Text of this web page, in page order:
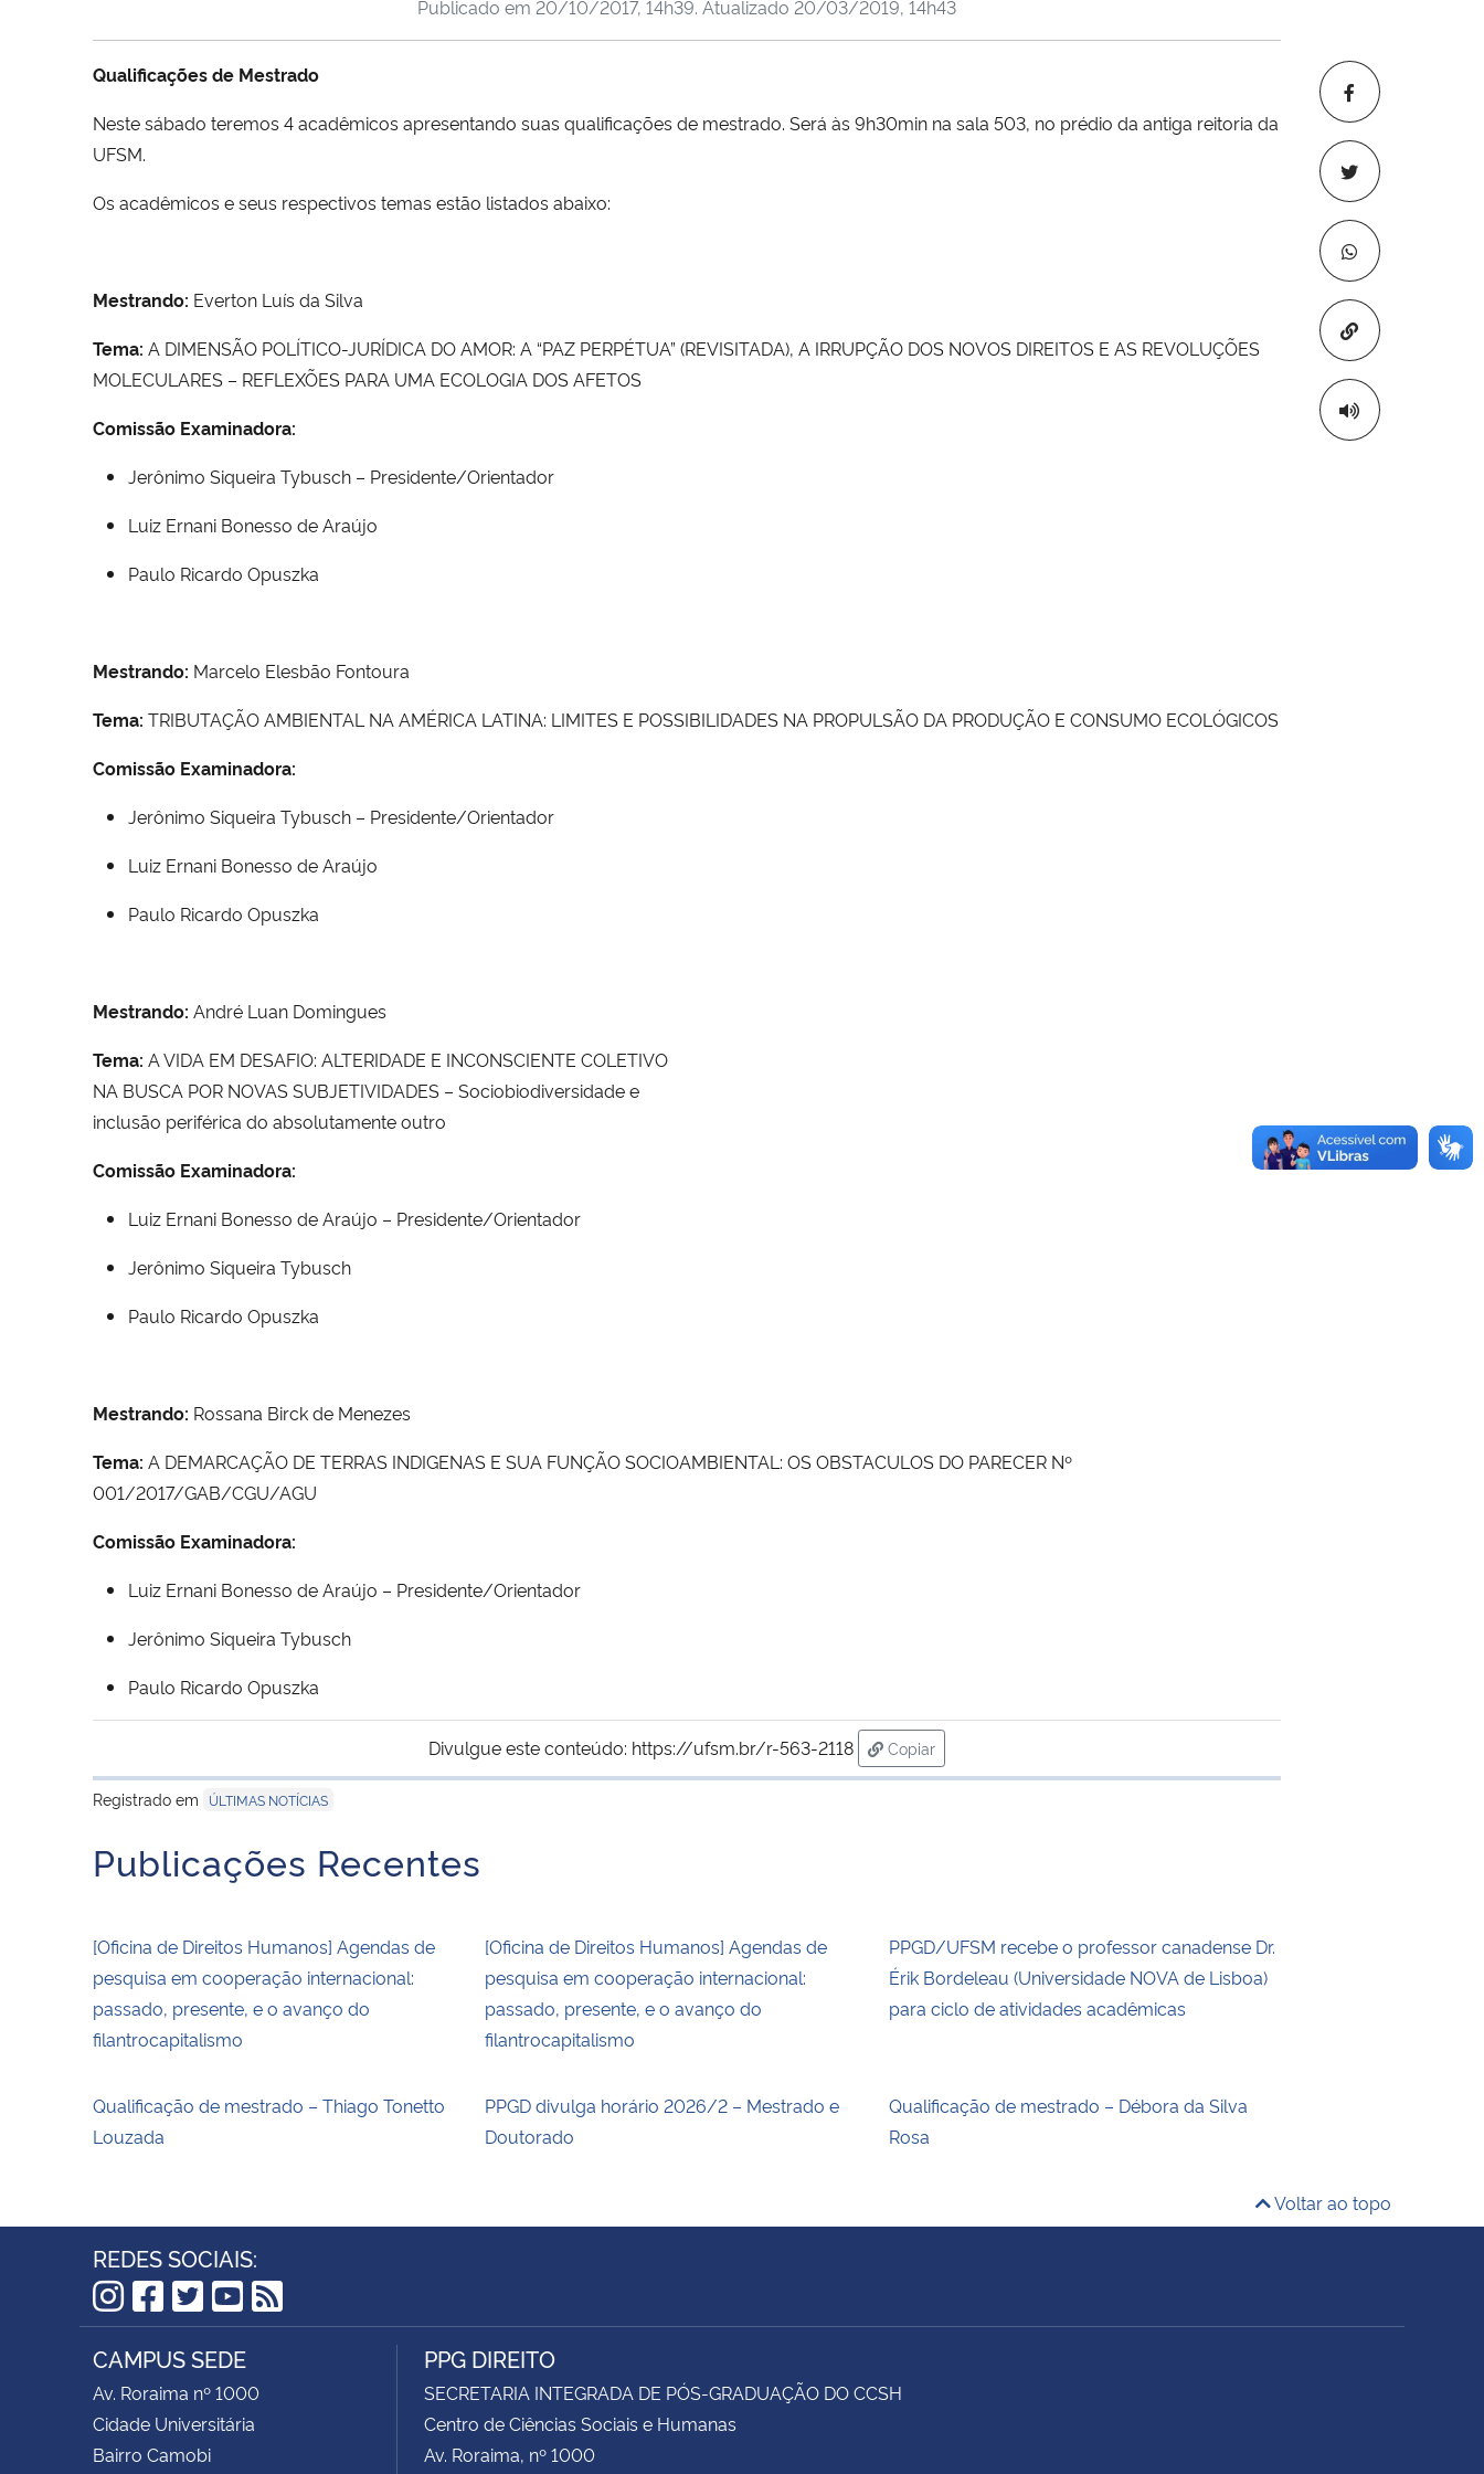
Copiar para
Publicado em 20/10/2017, 14h39. Atualizado 20/03/2019, 14h43
Qualificações de Mestrado
Neste sábado teremos 4 acadêmicos apresentando suas qualificações de mestrado. Será às 9h30min na sala 503, no prédio da antiga reitoria da
UFSM.
Os acadêmicos e seus respectivos temas estão listados abaixo:
Mestrando: Everton Luís da Silva
Tema: A DIMENSÃO POLÍTICO-JURÍDICA DO AMOR: A “PAZ PERPÉTUA” (REVISITADA), A IRRUPÇÃO DOS NOVOS DIREITOS E AS REVOLUÇÕES
MOLECULARES – REFLEXÕES PARA UMA ECOLOGIA DOS AFETOS
Comissão Examinadora:
Jerônimo Siqueira Tybusch – Presidente/Orientador
Luiz Ernani Bonesso de Araújo
Paulo Ricardo Opuszka
Mestrando: Marcelo Elesbão Fontoura
Tema: TRIBUTAÇÃO AMBIENTAL NA AMÉRICA LATINA: LIMITES E POSSIBILIDADES NA PROPULSÃO DA PRODUÇÃO E CONSUMO ECOLÓGICOS
Comissão Examinadora:
Jerônimo Siqueira Tybusch – Presidente/Orientador
Luiz Ernani Bonesso de Araújo
Paulo Ricardo Opuszka
Mestrando: André Luan Domingues
Tema: A VIDA EM DESAFIO: ALTERIDADE E INCONSCIENTE COLETIVO
NA BUSCA POR NOVAS SUBJETIVIDADES – Sociobiodiversidade e
inclusão periférica do absolutamente outro
Comissão Examinadora:
Luiz Ernani Bonesso de Araújo – Presidente/Orientador
Jerônimo Siqueira Tybusch
Paulo Ricardo Opuszka
Mestrando: Rossana Birck de Menezes
Tema: A DEMARCAÇÃO DE TERRAS INDIGENAS E SUA FUNÇÃO SOCIOAMBIENTAL: OS OBSTACULOS DO PARECER Nº
001/2017/GAB/CGU/AGU
Comissão Examinadora:
Luiz Ernani Bonesso de Araújo – Presidente/Orientador
Jerônimo Siqueira Tybusch
Paulo Ricardo Opuszka
Divulgue este conteúdo: https://ufsm.br/r-563-2118
Copiar
para área de transferência
Registrado em
ÚLTIMAS NOTÍCIAS
Publicações Recentes
[Oficina de Direitos Humanos] Agendas de
pesquisa em cooperação internacional:
passado, presente, e o avanço do
filantrocapitalismo
[Oficina de Direitos Humanos] Agendas de
pesquisa em cooperação internacional:
passado, presente, e o avanço do
filantrocapitalismo
PPGD/UFSM recebe o professor canadense Dr.
Érik Bordeleau (Universidade NOVA de Lisboa)
para ciclo de atividades acadêmicas
Qualificação de mestrado – Thiago Tonetto
Louzada
PPGD divulga horário 2026/2 – Mestrado e
Doutorado
Qualificação de mestrado – Débora da Silva
Rosa
Voltar ao topo
REDES SOCIAIS:
Instagram
Facebook
Twitter
YouTube
RSS
CAMPUS SEDE
Av. Roraima nº 1000
Cidade Universitária
Bairro Camobi
PPG DIREITO
SECRETARIA INTEGRADA DE PÓS-GRADUAÇÃO DO CCSH
Centro de Ciências Sociais e Humanas
Av. Roraima, nº 1000